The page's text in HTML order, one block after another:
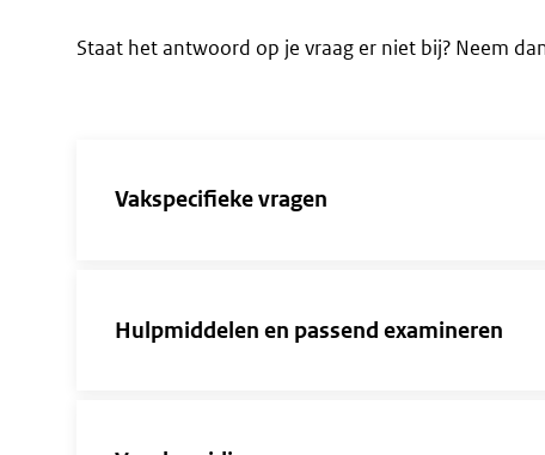
Staat het antwoord op je vraag er niet bij? Neem
Vakspecifieke vragen
Hulpmiddelen en passend examineren